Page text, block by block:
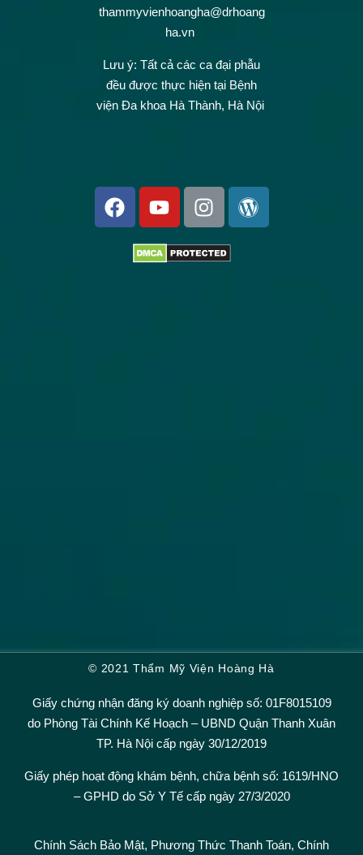
thammyvienhoangha@drhoang
ha.vn
Lưu ý: Tất cả các ca đại phẫu
đều được thực hiện tại Bệnh
viện Đa khoa Hà Thành, Hà Nội
© 2021 Thẩm Mỹ Viện Hoàng Hà
Giấy chứng nhận đăng ký doanh nghiệp số: 01F8015109
do Phòng Tài Chính Kế Hoạch – UBND Quận Thanh Xuân
TP. Hà Nội cấp ngày 30/12/2019
Giấy phép hoạt động khám bệnh, chữa bệnh số: 1619/HNO
– GPHD do Sở Y Tế cấp ngày 27/3/2020
Chính Sách Bảo Mật, Phương Thức Thanh Toán, Chính